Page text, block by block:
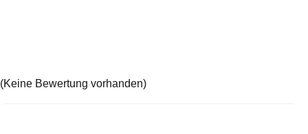
(Keine Bewertung vorhanden)